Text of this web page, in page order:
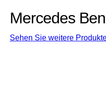
Mercedes
Sehen Sie weitere